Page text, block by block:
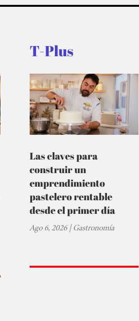
T-Plus
Las claves para
construir un
emprendimiento
pastelero rentable
desde el primer día
Ago 6, 2026|Gastronomía